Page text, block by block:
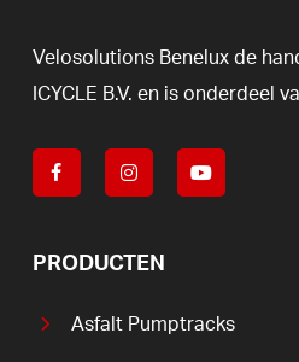
Velosolutions Benelux de
ICYCLE B.V. en is onderdeel
PRODUCTEN
Asfalt Pumptracks